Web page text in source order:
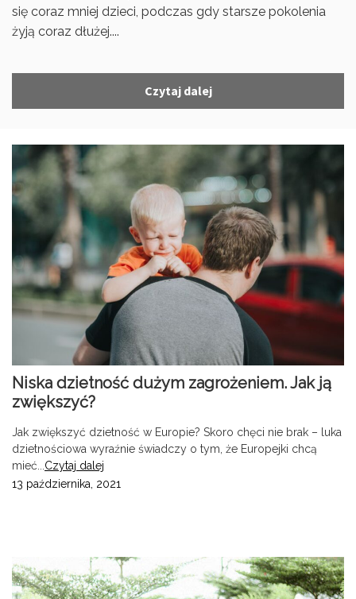
się coraz mniej dzieci, podczas gdy starsze pokolenia
żyją coraz dłużej....
Czytaj dalej
Niska dzietność dużym zagrożeniem. Jak ją
zwiększyć?
Jak zwiększyć dzietność w Europie? Skoro chęci nie brak – luka
dzietnościowa wyraźnie świadczy o tym, że Europejki chcą
mieć... Czytaj dalej
13 października, 2021